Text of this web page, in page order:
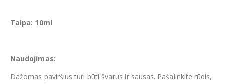
Talpa: 10ml
Naudojimas:
Dažomas paviršius turi būti švarus ir sausas. Pašalinkite rūdis,